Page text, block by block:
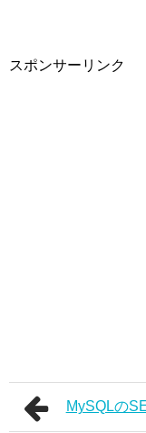
スポンサーリンク
MySQLの